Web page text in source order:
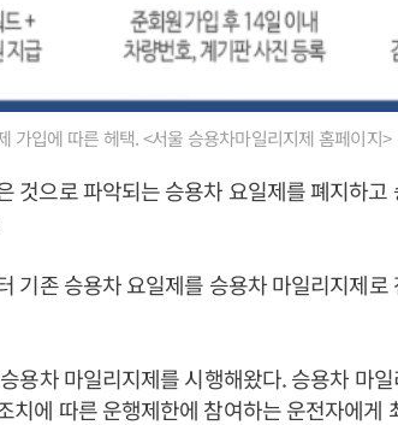
가입에 따른 헤택. <서울 승용차마일리지제 홈페이지>
것으로 파악되는 승용차 요일제를 폐지하
기존 승용차 요일제를 승용차 마일리지제로
용차 마일리지제를 시행해왔다. 승용차 마
치에 따른 운행제한에 참여하는 운전자에게